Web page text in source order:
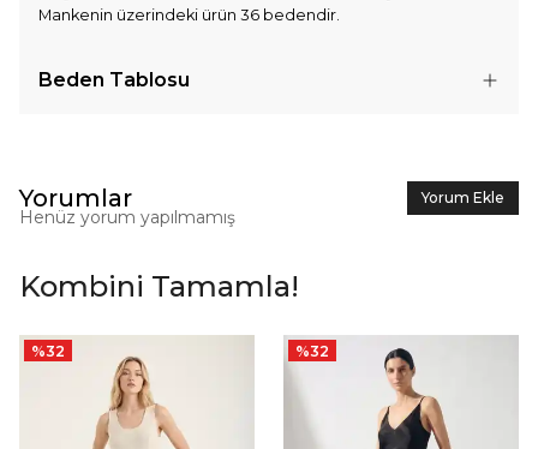
Mankenin üzerindeki ürün 36 bedendir.
Beden Tablosu
Yorumlar Yorum Ekle
Henüz yorum yapılmamış
Kombini Tamamla!
%32 %32